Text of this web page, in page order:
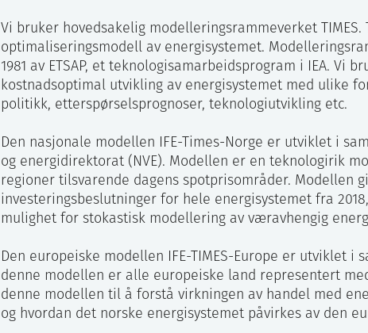
Vi bruker hovedsakelig modelleringsrammeverket TIMES.
optimaliseringsmodell av energisystemet.
1981 av ETSAP, et teknologisamarbeidsprogram i IEA. Vi
kostnadsoptimal utvikling av energisystemet med ulike
politikk, etterspørselsprognoser, teknologiutvikling etc.
Den nasjonale modellen IFE-Times-Norge er utviklet i
og energidirektorat (NVE). Modellen er en teknologirik
regioner tilsvarende dagens spotprisområder. Modellen
investeringsbeslutninger for hele energisystemet fra
mulighet for stokastisk modellering av væravhengig
Den europeiske modellen IFE-TIMES-Europe er utviklet i
denne modellen er alle europeiske land representert
denne modellen til å forstå virkningen av handel med
og hvordan det norske energisystemet påvirkes av den